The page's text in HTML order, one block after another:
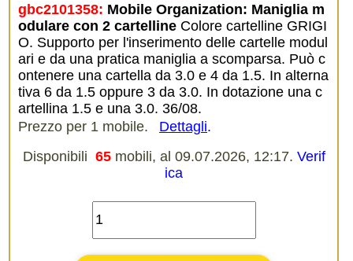
gbc2101358: Mobile Organization: Maniglia m
odulare con 2 cartelline Colore cartelline GRIGI
O. Supporto per l'inserimento delle cartelle modul
ari e da una pratica maniglia a scomparsa. Può c
ontenere una cartella da 3.0 e 4 da 1.5. In alterna
tiva 6 da 1.5 oppure 3 da 3.0. In dotazione una c
artellina 1.5 e una 3.0. 36/08.
Prezzo per 1 mobile.
Dettagli.
Disponibili 65 mobili, al 09.07.2026, 12:17. Verif
ica